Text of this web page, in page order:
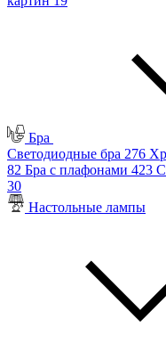
Бра
Светодиодные бра 276
82 Бра с плафонами 423
30
Настольные лампы